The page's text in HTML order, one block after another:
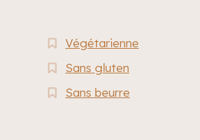
Végétarienne
Sans gluten
Sans beurre